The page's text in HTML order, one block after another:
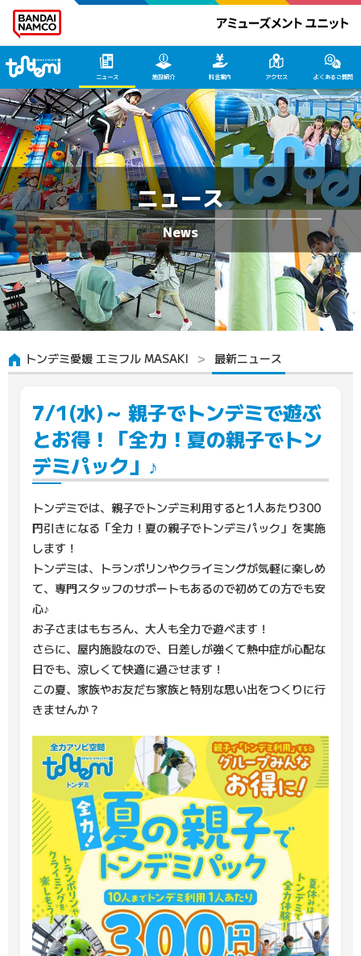
ニュース 施設紹介 料金案内 アクセス よくあるご質問
ニュース
トンデミ愛媛 エミフル MASAKI 最新ニュース
7/1(水)～ 親子でトンデミで遊ぶ
とお得！「全力！夏の親子でトン
デミパック」♪
トンデミでは、親子でトンデミ利用すると1人あたり300
円引きになる「全力！夏の親子でトンデミパック」を実施
します！
トンデミは、トランポリンやクライミングが気軽に楽しめ
て、専門スタッフのサポートもあるので初めての方でも安
心♪
お子さまはもちろん、大人も全力で遊べます！
さらに、屋内施設なので、日差しが強くて熱中症が心配な
日でも、涼しくて快適に過ごせます！
この夏、家族やお友だち家族と特別な思い出をつくりに行
きませんか？